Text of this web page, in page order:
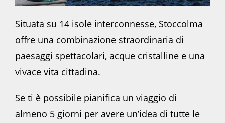
Situata su 14 isole interconnesse, Stoccolma
offre una combinazione straordinaria di
paesaggi spettacolari, acque cristalline e una
vivace vita cittadina.
Se ti è possibile pianifica un viaggio di
almeno 5 giorni per avere un’idea di tutte le